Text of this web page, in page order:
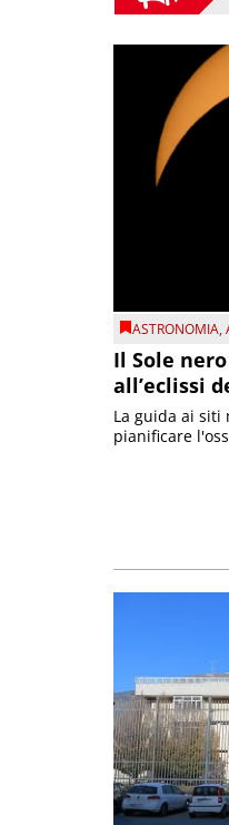
ASTRONOMIA,
Il Sole
all’eclissi
La guida ai
pianificare